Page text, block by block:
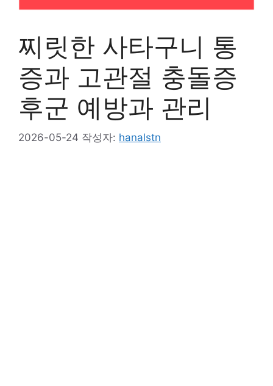
찌릿한 사타구니 통
증과 고관절 충돌증
후군 예방과 관리
2026-05-24 작성자: hanalstn